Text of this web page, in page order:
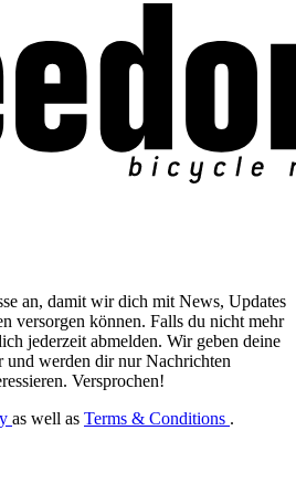
an, damit wir dich mit News, Updates
versorgen können. Falls du nicht mehr
jederzeit abmelden. Wir geben deine
werden dir nur Nachrichten
Versprochen!
as well as Terms & Conditions .